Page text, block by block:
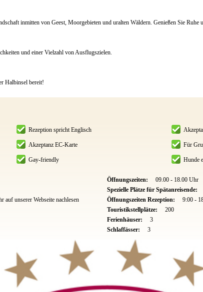
inmitten von Geest, Moorgebieten und uralten Wäldern. Genießen Sie
und einer Vielzahl von Ausflugszielen.
Halbinsel bereit!
Rezeption spricht Englisch
Akzeptanz EC-Karte Für
Gay-friendly Hunde
Öffnungszeiten:
09.00 - 18.00 Uhr
Spezielle Plätze für Spätanreisende:
auf unserer Webseite nachlesen Öffnungszeiten Rezeption:
9:00 -
Touristikstellplätze:
200
Ferienhäuser:
3
Schlaffässer: 3